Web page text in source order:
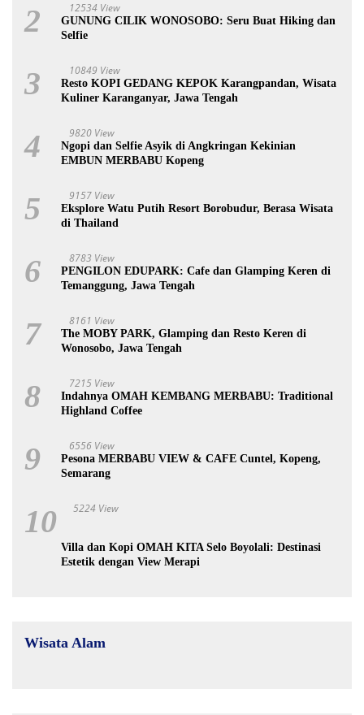
2 12534 View
GUNUNG CILIK WONOSOBO: Seru Buat Hiking dan
Selfie
3 10849 View
Resto KOPI GEDANG KEPOK Karangpandan, Wisata
Kuliner Karanganyar, Jawa Tengah
4 9820 View
Ngopi dan Selfie Asyik di Angkringan Kekinian
EMBUN MERBABU Kopeng
5 9157 View
Eksplore Watu Putih Resort Borobudur, Berasa Wisata
di Thailand
6 8783 View
PENGILON EDUPARK: Cafe dan Glamping Keren di
Temanggung, Jawa Tengah
7 8161 View
The MOBY PARK, Glamping dan Resto Keren di
Wonosobo, Jawa Tengah
8 7215 View
Indahnya OMAH KEMBANG MERBABU: Traditional
Highland Coffee
9 6556 View
Pesona MERBABU VIEW & CAFE Cuntel, Kopeng,
Semarang
10 5224 View
Villa dan Kopi OMAH KITA Selo Boyolali: Destinasi
Estetik dengan View Merapi
Wisata Alam